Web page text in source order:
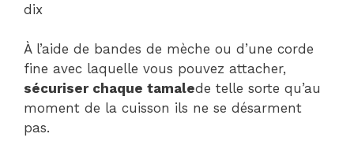
dix
À l’aide de bandes de mèche ou d’une corde
fine avec laquelle vous pouvez attacher,
sécuriser chaque tamalede telle sorte qu’au
moment de la cuisson ils ne se désarment
pas.